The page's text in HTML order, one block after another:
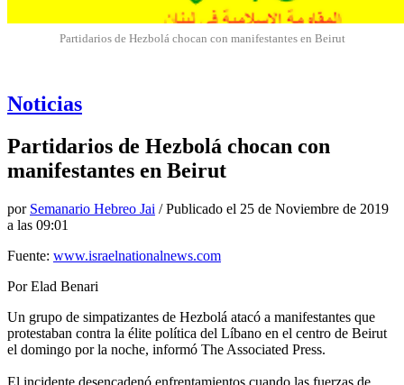
Partidarios de Hezbolá chocan con manifestantes en Beirut
Noticias
Partidarios de Hezbolá chocan con
manifestantes en Beirut
por Semanario Hebreo Jai / Publicado el 25 de Noviembre de 2019
a las 09:01
Fuente: www.israelnationalnews.com
Por Elad Benari
Un grupo de simpatizantes de Hezbolá atacó a manifestantes que
protestaban contra la élite política del Líbano en el centro de Beirut
el domingo por la noche, informó The Associated Press.
El incidente desencadenó enfrentamientos cuando las fuerzas de